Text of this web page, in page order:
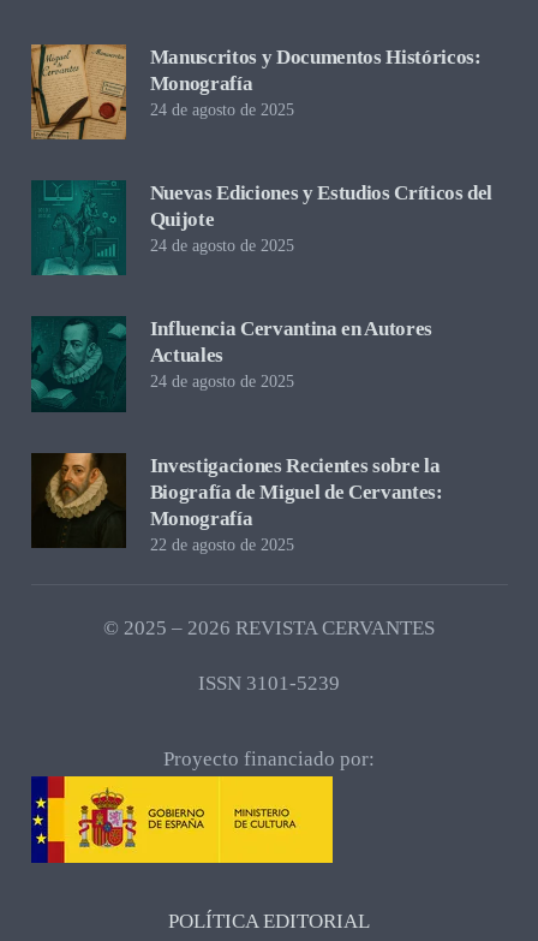
Manuscritos y Documentos Históricos:
Monografía
24 de agosto de 2025
Nuevas Ediciones y Estudios Críticos del
Quijote
24 de agosto de 2025
Influencia Cervantina en Autores
Actuales
24 de agosto de 2025
Investigaciones Recientes sobre la
Biografía de Miguel de Cervantes:
Monografía
22 de agosto de 2025
© 2025 – 2026 REVISTA CERVANTES
ISSN 3101-5239
Proyecto financiado por:
POLÍTICA EDITORIAL